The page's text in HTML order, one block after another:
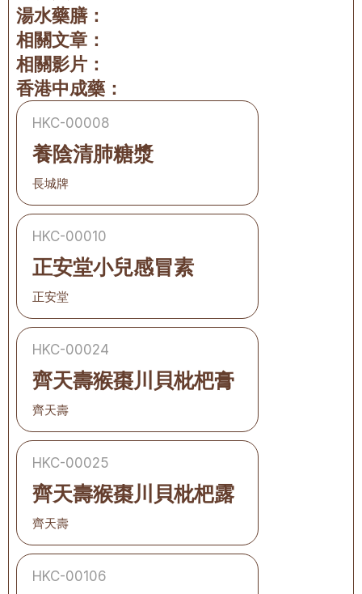
湯水藥膳：
相關文章：
相關影片：
香港中成藥：
HKC-00008
養陰清肺糖漿
長城牌
HKC-00010
正安堂小兒感冒素
正安堂
HKC-00024
齊天壽猴棗川貝枇杷膏
齊天壽
HKC-00025
齊天壽猴棗川貝枇杷露
齊天壽
HKC-00106